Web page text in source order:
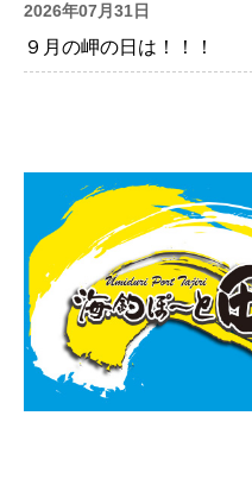
2026年07月31日
９月の岬の日は！！！